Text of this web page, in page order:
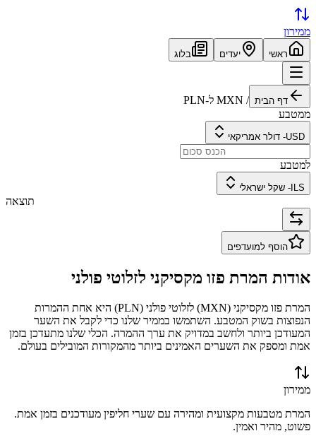
ממירון
ראשי יעדים בלוג
דף הבית /
MXN ל-PLN
ממטבע
USD
- דולר אמריקאי
למטבע
ILS
- שקל ישראלי
תוצאה
הוסף למועדפים
אודות המרת פזו מקסיקני לזלוטי פולני
המרת פזו מקסיקני (
MXN) לזלוטי פולני (
PLN) היא אחת ההמרות
הנפוצות בשוק המטבע. השתמשו בממיר שלנו כדי לקבל את השער
המעודכן ביותר ולחשב במדויק את ערך ההמרה. הכלי שלנו מתעדכן בזמן
אמת ומספק את השערים האמינים ביותר מהמקורות המובילים בעולם.
ממירון
המרת מטבעות מקצועית ומהירה עם שערי חליפין מעודכנים בזמן אמת.
פשוט, מהיר ואמין.